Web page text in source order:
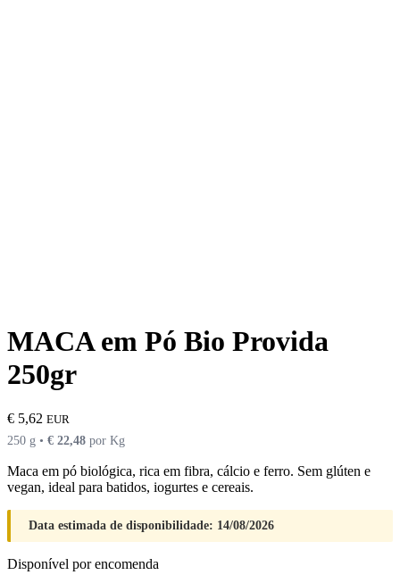
MACA em Pó Bio Provida
250gr
€ 5,62 EUR
250 g • € 22,48 por Kg
Maca em pó biológica, rica em fibra, cálcio e ferro. Sem glúten e
vegan, ideal para batidos, iogurtes e cereais.
Data estimada de disponibilidade: 14/08/2026
Disponível por encomenda